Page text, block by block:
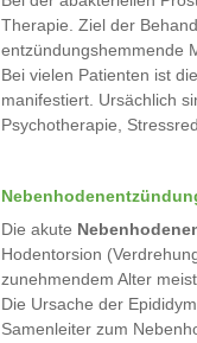
Therapie. Ziel der
entzündungshemmende
Bei vielen Patienten ist
manifestiert. Ursächlich
Psychotherapie,
Die akute
Hodentorsion
zunehmendem Alter
Die Ursache der
Samenleiter zum